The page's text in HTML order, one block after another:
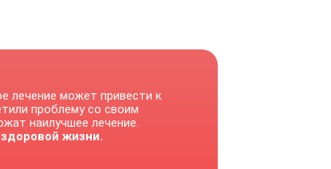
лечение может привести к
проблему со своим
наилучшее лечение.
жизни.